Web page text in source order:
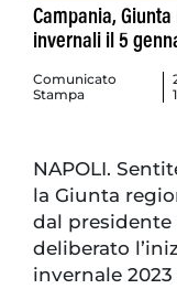
Campania,
invernali il 5
Comunicato
Stampa
NAPOLI.
la Giunta
dal presidente
deliberato
invernale